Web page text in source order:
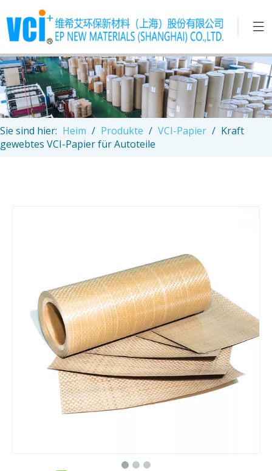
Sie sind hier: Heim / Produkte / VCI-Papier / Kraft
gewebtes VCI-Papier für Autoteile